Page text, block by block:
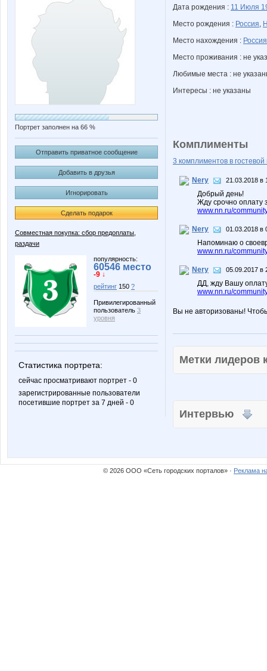
Портрет заполнен на 66 %
Отправить приватное сообщение
Добавить в друзья
Игнорировать
Сделать подарок
Совместная покупка: сбор предоплаты,
раздачи
популярность:
60546 место
-9 ↓
рейтинг 150 ?
Привилегированный
пользователь 3
уровня
Статистика портрета:
сейчас просматривают портрет - 0
зарегистрированные пользователи
посетившие портрет за 7 дней - 0
Дата рождения : 11 Июля
Место рождения : Россия,
Место нахождения : Россия
Место проживания : не
Любимые места : не
Интересы : не указаны
Комплименты
3 комплиментов в гостевой
Nery 21.03.2018 в
Добрый день!
Жду срочно оплату
www.nn.ru/
Nery 01.03.2018 в
Напоминаю о
www.nn.ru/
Nery 05.09.2017 в
ДД, жду Вашу
www.nn.ru/
Вы не авторизованы!
Метки
Интервью
© 2026 ООО «Сеть городских порталов» · Реклама